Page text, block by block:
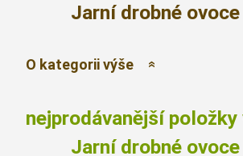
Jarní drobné
O kategorii výše
nejprodávanější
Jarní drobné